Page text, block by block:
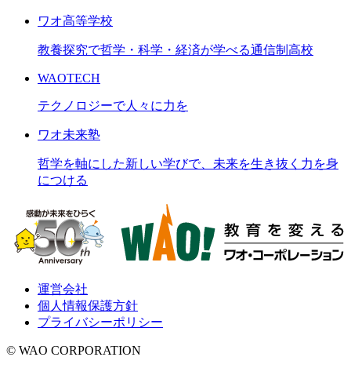
ワオ高等学校
教養探究で哲学・科学・経済が学べる通信制高校
WAOTECH
テクノロジーで人々に力を
ワオ未来塾
哲学を軸にした新しい学びで、未来を生き抜く力を身
につける
運営会社
個人情報保護方針
プライバシーポリシー
© WAO CORPORATION